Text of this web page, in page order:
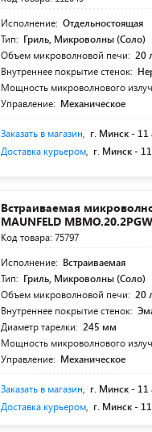
Исполнение: Отдельностоящая
Тип: Гриль, Микроволны (Соло)
Объем микроволновой печи: 20
Внутреннее покрытие стенок:
Мощность микроволнового
Управление: Механическое
Заказать в магазин г. Минск - 11
Доставка курьером г. Минск -
Встраиваемая
MAUNFELD MBMO.20.2PGW
Код товара: 75797
Исполнение: Встраиваемая
Тип: Гриль, Микроволны (Соло)
Объем микроволновой печи: 20
Внутреннее покрытие стенок:
Диаметр тарелки: 245 мм
Мощность микроволнового
Управление: Механическое
Заказать в магазин г. Минск - 11
Доставка курьером г. Минск -